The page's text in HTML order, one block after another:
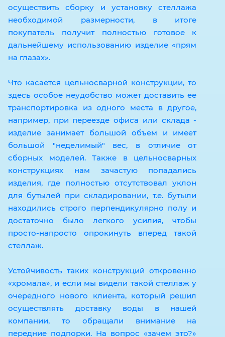
осуществить сборку и установку стеллажа
необходимой размерности, в итоге
покупатель получит полностью готовое к
дальнейшему использованию изделие «прям
на глазах».
Что касается цельносварной конструкции, то
здесь особое неудобство может доставить ее
транспортировка из одного места в другое,
например, при переезде офиса или склада -
изделие занимает большой объем и имеет
большой "неделимый" вес, в отличие от
сборных моделей. Также в цельносварных
конструкциях нам зачастую попадались
изделия, где полностью отсутствовал уклон
для бутылей при складировании, т.е. бутыли
находились строго перпендикулярно полу и
достаточно было легкого усилия, чтобы
просто-напросто опрокинуть вперед такой
стеллаж.
Устойчивость таких конструкций откровенно
«хромала», и если мы видели такой стеллаж у
очередного нового клиента, который решил
осуществлять доставку воды в нашей
компании, то обращали внимание на
передние подпорки. На вопрос «зачем это?»